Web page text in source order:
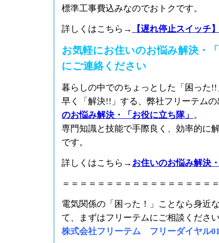
標準工事費込みなのでおトクです。
詳しくはこちら→ 【遅れ停止スイッチ
お気軽にお住いのお悩み解決・
にご連絡ください
暮らしの中でのちょっとした「困った
早く「解決!!」する、弊社フリーテム
のお悩み解決・「お役に立ち隊」 。
専門知識と技能で手際良く、効率的に
です。
詳しくはこちら→ お住いのお悩み解決
＝＝＝＝＝＝＝＝＝＝＝＝＝＝＝＝＝
電気関係の「困った！」ことなら身近
て、まずはフリーテムにご相談くださ
株式会社フリーテム フリーダイヤル